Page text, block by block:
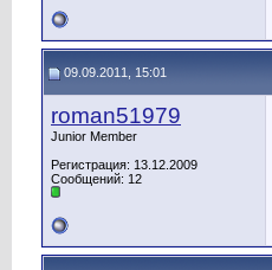
09.09.2011, 15:01
roman51979
Junior Member
Регистрация: 13.12.2009
Сообщений: 12